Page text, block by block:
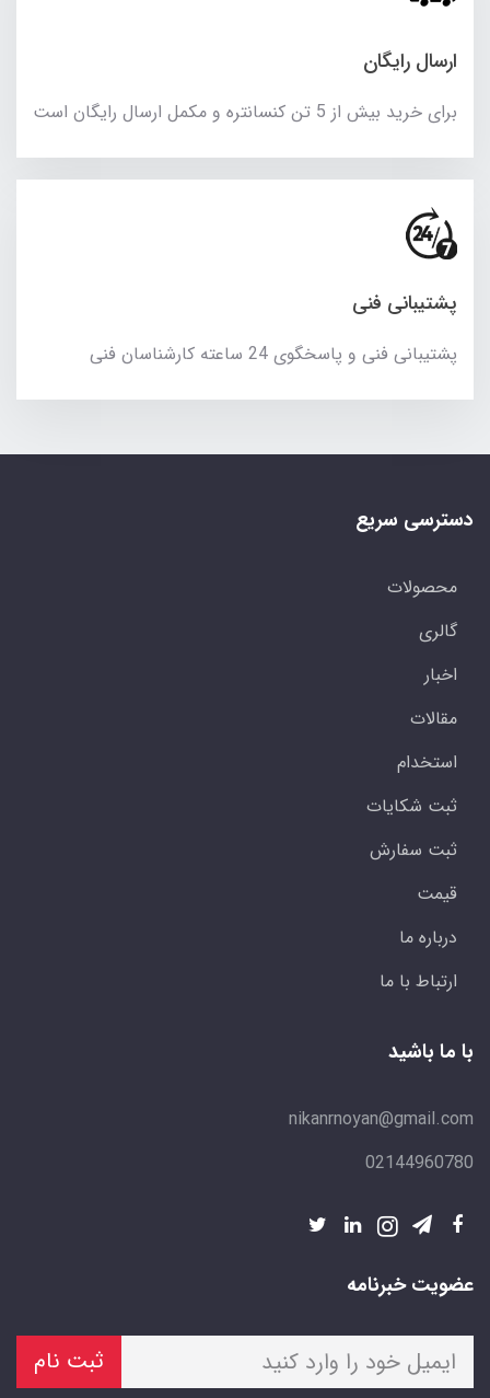
ارسال رایگان
برای خرید بیش از 5 تن کنسانتره و مکمل ارسال رایگان است
پشتیبانی فنی
پشتیبانی فنی و پاسخگوی 24 ساعته کارشناسان فنی
دسترسی سریع
محصولات
گالری
اخبار
مقالات
استخدام
ثبت شکایات
ثبت سفارش
قیمت
درباره ما
ارتباط با ما
با ما باشید
nikanrnoyan@gmail.com
02144960780
عضویت خبرنامه
ثبت نام